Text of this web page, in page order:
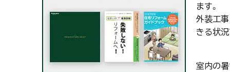
ます。
外装工
きる状
室内の